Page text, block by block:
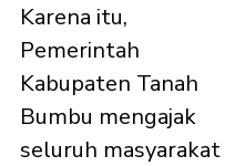
Karena itu,
Pemerintah
Kabupaten Tanah
Bumbu mengajak
seluruh masyarakat